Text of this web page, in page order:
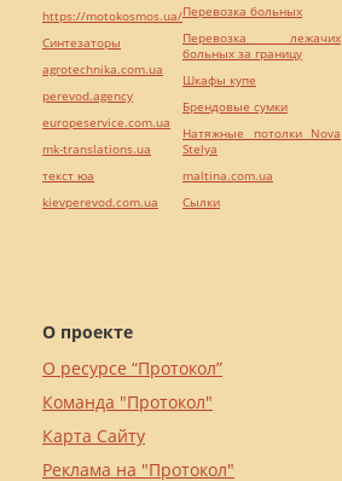
О проекте
О ресурсе “Протокол”
Команда "Протокол"
Карта Сайту
Реклама на "Протокол"
https://motokosmos.ua/
Синтезаторы
agrotechnika.com.ua
perevod.agency
europeservice.com.ua
mk-translations.ua
текст юа
kievperevod.com.ua
Перевозка больных
Перевозка лежачих
больных за границу
Шкафы купе
Брендовые сумки
Натяжные потолки Nova
Stelya
maltina.com.ua
Cылки